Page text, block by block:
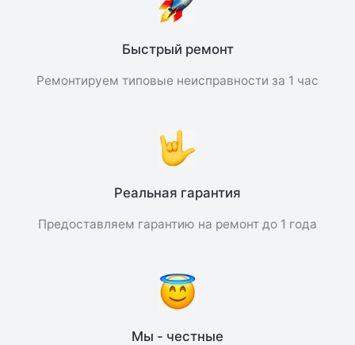
Быстрый ремонт
Ремонтируем типовые неисправности за 1 час
Реальная гарантия
Предоставляем гарантию на ремонт до 1 года
Мы - честные